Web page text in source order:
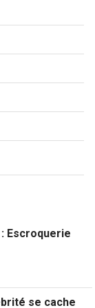
Escroquerie
se cache